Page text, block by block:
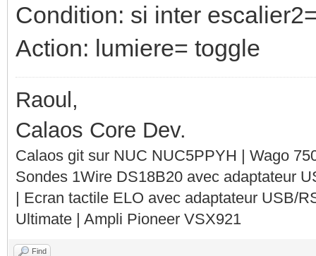
Condition: si inter
Action: lumiere= toggle
Raoul,
Calaos Core Dev.
Calaos git sur NUC NUC5PPYH | Wago
Sondes 1Wire DS18B20 avec adaptateur
| Ecran tactile ELO avec adaptateur USB/
Ultimate | Ampli Pioneer VSX921
Find